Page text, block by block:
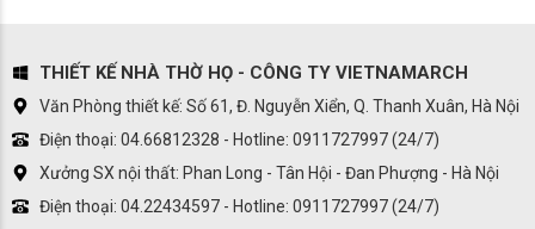
THIẾT KẾ NHÀ THỜ HỌ - CÔNG TY VIETNAMARCH
Văn Phòng thiết kế: Số 61, Đ. Nguyễn Xiển, Q. Thanh Xuân, Hà Nội
Điện thoại: 04.66812328 - Hotline: 0911727997 (24/7)
Xưởng SX nội thất: Phan Long - Tân Hội - Đan Phượng - Hà Nội
Điện thoại: 04.22434597 - Hotline: 0911727997 (24/7)